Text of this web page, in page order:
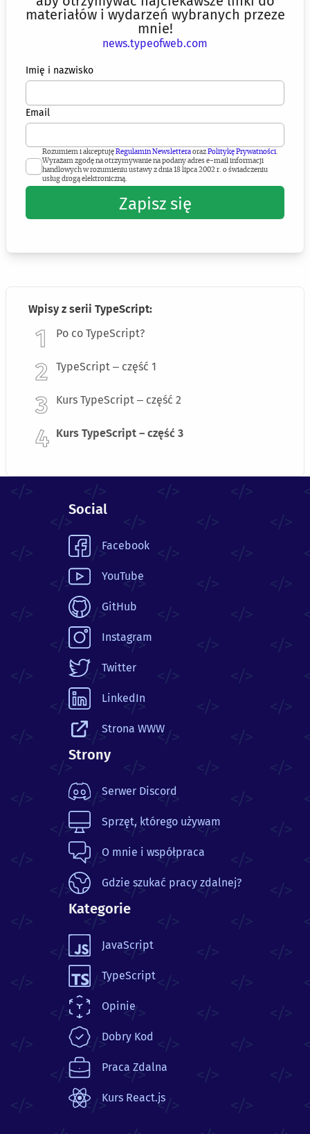
materiałów i wydarzeń wybranych przeze
mnie!
news.typeofweb.com
Imię i nazwisko
Email
Rozumiem i akceptujęRegulamin NewsletteraorazPolitykę Prywatności.
Wyrażam zgodę na otrzymywanie na podany adres e-mail informacji
handlowych w rozumieniu ustawy z dnia 18 lipca 2002 r. o świadczeniu
usług drogą elektroniczną.
Zapisz się
Wpisy z serii TypeScript:
Po co TypeScript?
TypeScript – część 1
Kurs TypeScript – część 2
Kurs TypeScript – część 3
Social
Facebook
YouTube
GitHub
Instagram
Twitter
LinkedIn
Strona WWW
Strony
Serwer Discord
Sprzęt, którego używam
O mnie i współpraca
Gdzie szukać pracy zdalnej?
Kategorie
JavaScript
TypeScript
Opinie
Dobry Kod
Praca Zdalna
Kurs React.js